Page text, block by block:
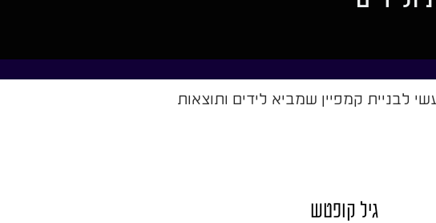
קמפיין שמביא לידים ותוצאות
גיל קופטש